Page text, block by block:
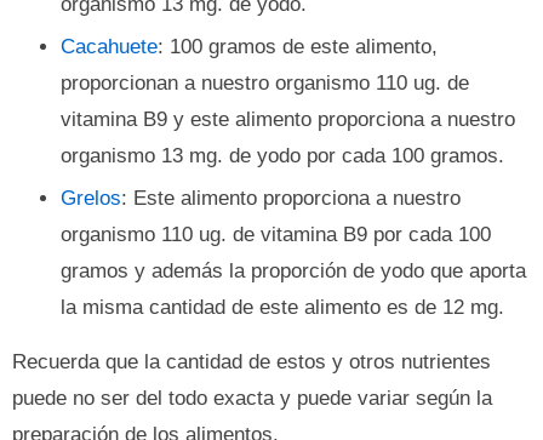
Cacahuete: 100 gramos de este alimento,
proporcionan a nuestro organismo 110 ug. de
vitamina B9 y este alimento proporciona a nuestro
organismo 13 mg. de yodo por cada 100 gramos.
Grelos: Este alimento proporciona a nuestro
organismo 110 ug. de vitamina B9 por cada 100
gramos y además la proporción de yodo que aporta
la misma cantidad de este alimento es de 12 mg.
Recuerda que la cantidad de estos y otros nutrientes
puede no ser del todo exacta y puede variar según la
preparación de los alimentos.